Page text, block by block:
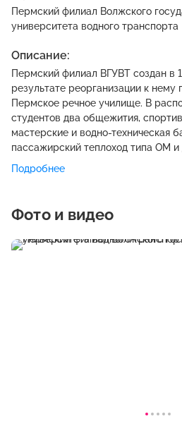
Пермский филиал Волжского
университета водного транспорта
Описание:
Пермский филиал ВГУВТ создан в
результате реорганизации к нему
Пермское речное училище. В
студентов два общежития,
мастерские и водно-техническая
пассажирский теплоход типа ОМ
шкиперской подготовки.
проходят и на больших судах.
Подробнее
Фото и видео